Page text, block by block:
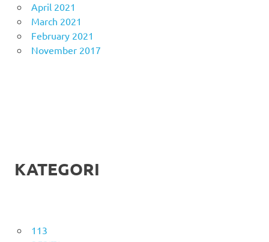
April 2021
March 2021
February 2021
November 2017
KATEGORI
113